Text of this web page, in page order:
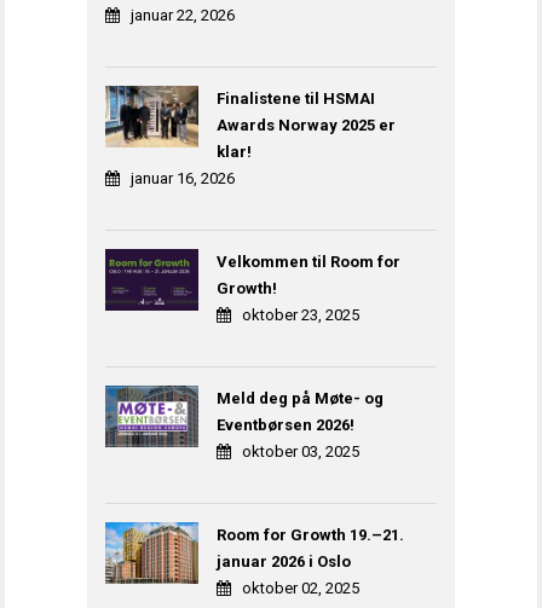
januar 22, 2026
Finalistene til HSMAI
Awards Norway 2025 er
klar!
januar 16, 2026
Velkommen til Room for
Growth!
oktober 23, 2025
Meld deg på Møte- og
Eventbørsen 2026!
oktober 03, 2025
Room for Growth 19.–21.
januar 2026 i Oslo
oktober 02, 2025